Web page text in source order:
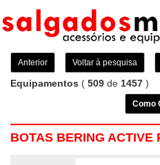
Anterior Voltar à pesquisa
Equipamentos ( 509 de 1457 )
Como
BOTAS BERING ACTIVE